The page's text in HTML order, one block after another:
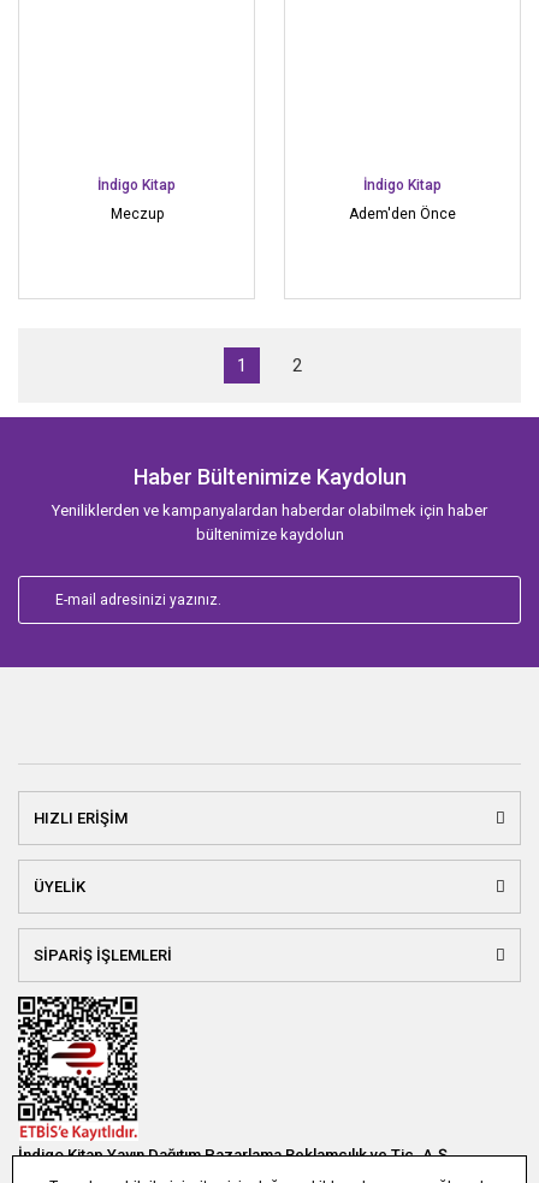
İndigo Kitap
Meczup
İndigo Kitap
Adem'den Önce
1 2
Haber Bültenimize Kaydolun
Yeniliklerden ve kampanyalardan haberdar olabilmek için haber
bültenimize kaydolun
HIZLI ERİŞİM
ÜYELİK
SİPARİŞ İŞLEMLERİ
İndigo Kitap Yayın Dağıtım Pazarlama Reklamcılık ve Tic. A.Ş.